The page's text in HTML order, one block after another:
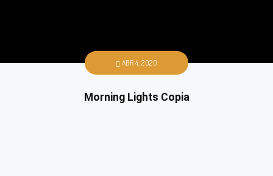
ABR 4, 2020
Morning Lights Copia